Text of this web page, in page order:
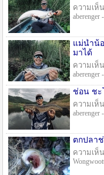
ความเห็
aberenger -
แม่น้ำน้
มาได้
ความเห็
aberenger -
ช่อน ชะ
ความเห็
aberenger -
ตกปลา
ความเห็